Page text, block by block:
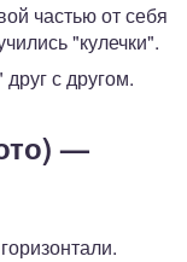
частью от себя
"кулечки".
с другом.
—